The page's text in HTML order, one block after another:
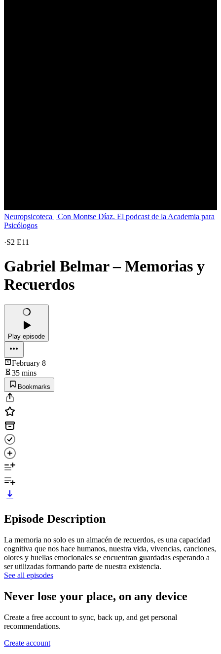
Neuropsicoteca | Con Montse Díaz. El podcast de la Academia para
Psicólogos
·S2 E11
Gabriel Belmar – Memorias y
Recuerdos
Play episode
February 8
35 mins
Bookmarks
Episode Description
La memoria no solo es un almacén de recuerdos, es una capacidad
cognitiva que nos hace humanos, nuestra vida, vivencias, canciones,
olores y huellas emocionales se encuentran guardadas esperando a
ser utilizadas formando parte de nuestra existencia.
See all episodes
Never lose your place, on any device
Create a free account to sync, back up, and get personal
recommendations.
Create account